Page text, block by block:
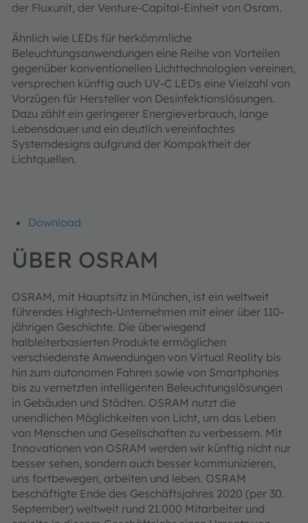
der Fluxunit, der Venture-Capital-Einheit von Osram.
Ähnlich wie LEDs für herkömmliche
Beleuchtungsanwendungen eine Reihe von Vorteilen
gegenüber konventionellen Lichttechnologien vereinen,
versprechen künftig auch UV-C LEDs eine Vielzahl von
Vorzügen für Hersteller von Desinfektionslösungen.
Dazu zählt ein geringerer Energieverbrauch, lange
Lebensdauer und ein deutlich vereinfachtes
Systemdesigns aufgrund der Kompaktheit der
Lichtquellen.
Download
ÜBER OSRAM
OSRAM, mit Hauptsitz in München, ist ein weltweit
führendes Hightech-Unternehmen mit einer über 110-
jährigen Geschichte. Die überwiegend
halbleiterbasierten Produkte ermöglichen
verschiedenste Anwendungen von Virtual Reality bis
hin zum autonomen Fahren sowie von Smartphones
bis zu vernetzten intelligenten Beleuchtungslösungen
in Gebäuden und Städten. OSRAM nutzt die
unendlichen Möglichkeiten von Licht, um das Leben
von Menschen und Gesellschaften zu verbessern. Mit
Innovationen von OSRAM werden wir künftig nicht nur
besser sehen, sondern auch besser kommunizieren,
uns fortbewegen, arbeiten und leben. OSRAM
beschäftigte Ende des Geschäftsjahres 2020 (per 30.
September) weltweit rund 21.000 Mitarbeiter und